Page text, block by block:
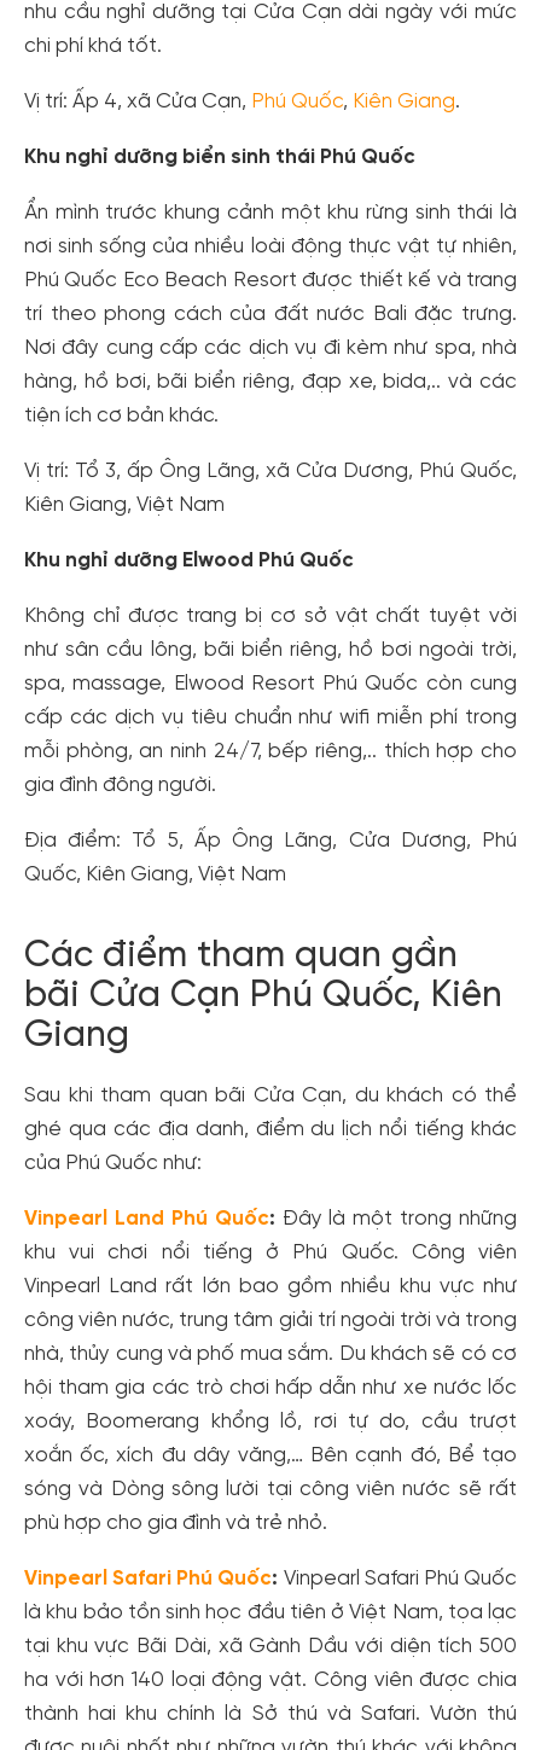
nhu cầu nghỉ dưỡng tại Cửa Cạn dài ngày với mức
chi phí khá tốt.
Vị trí: Ấp 4, xã Cửa Cạn, Phú Quốc, Kiên Giang.
Khu nghỉ dưỡng biển sinh thái Phú Quốc
Ẩn mình trước khung cảnh một khu rừng sinh thái là
nơi sinh sống của nhiều loài động thực vật tự nhiên,
Phú Quốc Eco Beach Resort được thiết kế và trang
trí theo phong cách của đất nước Bali đặc trưng.
Nơi đây cung cấp các dịch vụ đi kèm như spa, nhà
hàng, hồ bơi, bãi biển riêng, đạp xe, bida,.. và các
tiện ích cơ bản khác.
Vị trí: Tổ 3, ấp Ông Lãng, xã Cửa Dương, Phú Quốc,
Kiên Giang, Việt Nam
Khu nghỉ dưỡng Elwood Phú Quốc
Không chỉ được trang bị cơ sở vật chất tuyệt vời
như sân cầu lông, bãi biển riêng, hồ bơi ngoài trời,
spa, massage, Elwood Resort Phú Quốc còn cung
cấp các dịch vụ tiêu chuẩn như wifi miễn phí trong
mỗi phòng, an ninh 24/7, bếp riêng,.. thích hợp cho
gia đình đông người.
Địa điểm: Tổ 5, Ấp Ông Lãng, Cửa Dương, Phú
Quốc, Kiên Giang, Việt Nam
Các điểm tham quan gần
bãi Cửa Cạn Phú Quốc, Kiên
Giang
Sau khi tham quan bãi Cửa Cạn, du khách có thể
ghé qua các địa danh, điểm du lịch nổi tiếng khác
của Phú Quốc như:
Vinpearl Land Phú Quốc: Đây là một trong những
khu vui chơi nổi tiếng ở Phú Quốc. Công viên
Vinpearl Land rất lớn bao gồm nhiều khu vực như
công viên nước, trung tâm giải trí ngoài trời và trong
nhà, thủy cung và phố mua sắm. Du khách sẽ có cơ
hội tham gia các trò chơi hấp dẫn như xe nước lốc
xoáy, Boomerang khổng lồ, rơi tự do, cầu trượt
xoắn ốc, xích đu dây văng,… Bên cạnh đó, Bể tạo
sóng và Dòng sông lười tại công viên nước sẽ rất
phù hợp cho gia đình và trẻ nhỏ.
Vinpearl Safari Phú Quốc: Vinpearl Safari Phú Quốc
là khu bảo tồn sinh học đầu tiên ở Việt Nam, tọa lạc
tại khu vực Bãi Dài, xã Gành Dầu với diện tích 500
ha với hơn 140 loại động vật. Công viên được chia
thành hai khu chính là Sở thú và Safari. Vườn thú